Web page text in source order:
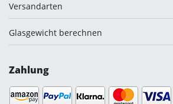
Versandarten
Glasgewicht berechnen
Zahlung